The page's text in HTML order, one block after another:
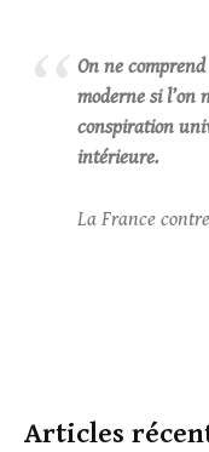
On ne
moderne si l’on
conspiration
intérieure.
La France
Articles